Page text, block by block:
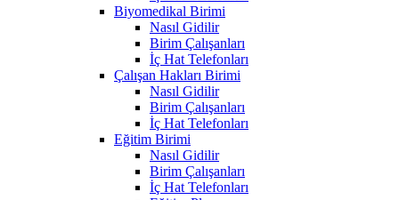
Biyomedikal Birimi
Nasıl Gidilir
Birim Çalışanları
İç Hat Telefonları
Çalışan Hakları Birimi
Nasıl Gidilir
Birim Çalışanları
İç Hat Telefonları
Eğitim Birimi
Nasıl Gidilir
Birim Çalışanları
İç Hat Telefonları